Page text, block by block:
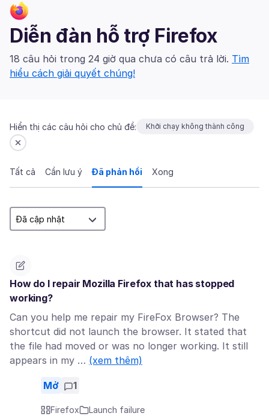
Diễn đàn hỗ trợ Firefox
18 câu hỏi trong 24 giờ qua chưa có câu trả lời. Tìm
hiểu cách giải quyết chúng!
Hiển thị các câu hỏi cho chủ đề: Khởi chạy không thành công
Tất cả Cần lưu ý Đã phản hồi Xong
How do I repair Mozilla Firefox that has stopped
working?
Can you help me repair my FireFox Browser? The
shortcut did not launch the browser. It stated that
the file had moved or was no longer working. It still
appears in my … (xem thêm)
Mở 1
Firefox
Launch failure